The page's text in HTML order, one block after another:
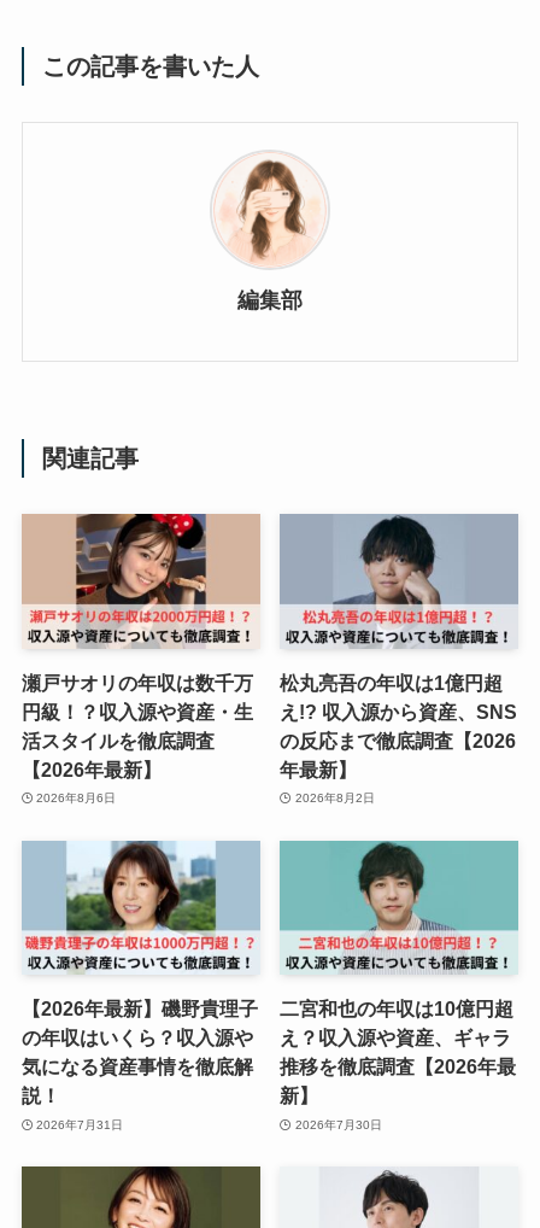
この記事を書いた人
編集部
関連記事
瀬戸サオリの年収は数千万
円級！？収入源や資産・生
活スタイルを徹底調査
【2026年最新】
2026年8月6日
松丸亮吾の年収は1億円超
え!? 収入源から資産、SNS
の反応まで徹底調査【2026
年最新】
2026年8月2日
【2026年最新】磯野貴理子
の年収はいくら？収入源や
気になる資産事情を徹底解
説！
2026年7月31日
二宮和也の年収は10億円超
え？収入源や資産、ギャラ
推移を徹底調査【2026年最
新】
2026年7月30日